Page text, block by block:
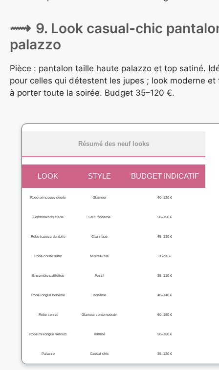
9. Look casual-chic
palazzo
Pièce : pantalon taille haute palazzo et top satiné.
pour celles qui détestent les jupes ; look moderne et
à porter toute la soirée. Budget 35–120 €.
Résumé des neuf looks
LOOK STYLE BUDGET INDICATIF
Robe princesse courte Glamour 40–120 €
Combinaison fluide Chic moderne 50–150 €
Robe trapèze dentelle Classique 45–130 €
Robe courte satin Minimaliste 30–90 €
Ensemble paillettes Festif 35–110 €
Robe longue bohème Bohème 40–140 €
Robe corset Glamour contemporain 60–180 €
Robe mi-longue velours Raffiné 50–160 €
Palazzo Casual chic 35–120 €